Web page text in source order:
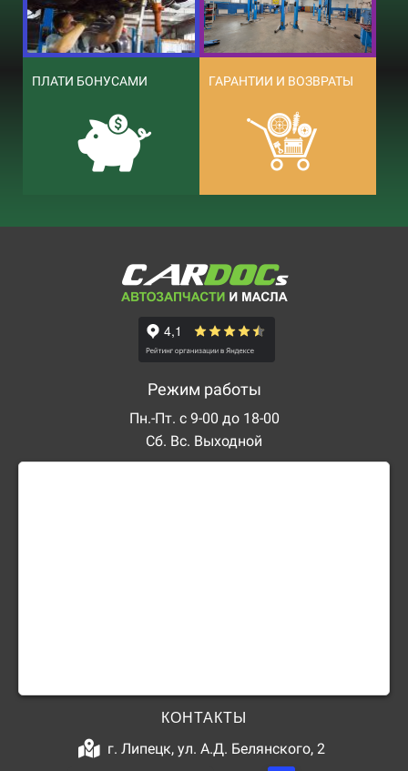
ПЛАТИ БОНУСАМИ ГАРАНТИИ И ВОЗВРАТЫ
Режим работы
Пн.-Пт. с 9-00 до 18-00
Сб. Вс. Выходной
КОНТАКТЫ
г. Липецк, ул. А.Д. Белянского, 2